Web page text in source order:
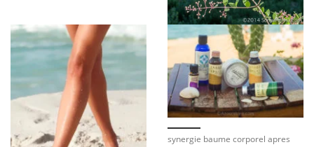
synergie baume corporel apres